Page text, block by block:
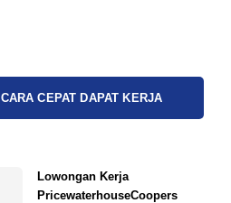
CARA CEPAT DAPAT KERJA
Lowongan Kerja
PricewaterhouseCoopers